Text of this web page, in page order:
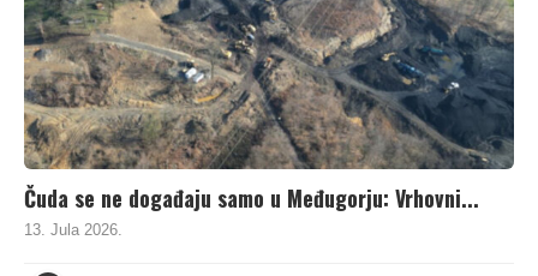
Čuda se ne događaju samo u Međugorju: Vrhovni...
13. Jula 2026.